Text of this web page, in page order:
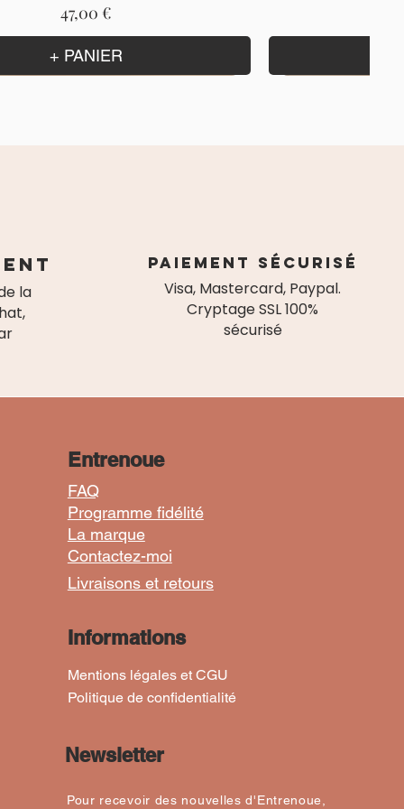
Prix
47,00 €
+ PANIER
Transformable "Frida"
Prix
45,00 €
Turban "Roi" Ajustable
Prix
48,00 €
rose poudré" Ajustable
Prix
48,00 €
la
paiement sécurisé
Visa, Mastercard, Paypal.
Cryptage SSL 100%
sécurisé
Entrenoue
FAQ
Programme fidélité
La marque
Contactez-moi
Livraisons et retours
Informations
Politique de confidentialité
Mentions légales et CGU
Newsletter
Pour recevoir des nouvelles d'Entrenoue,